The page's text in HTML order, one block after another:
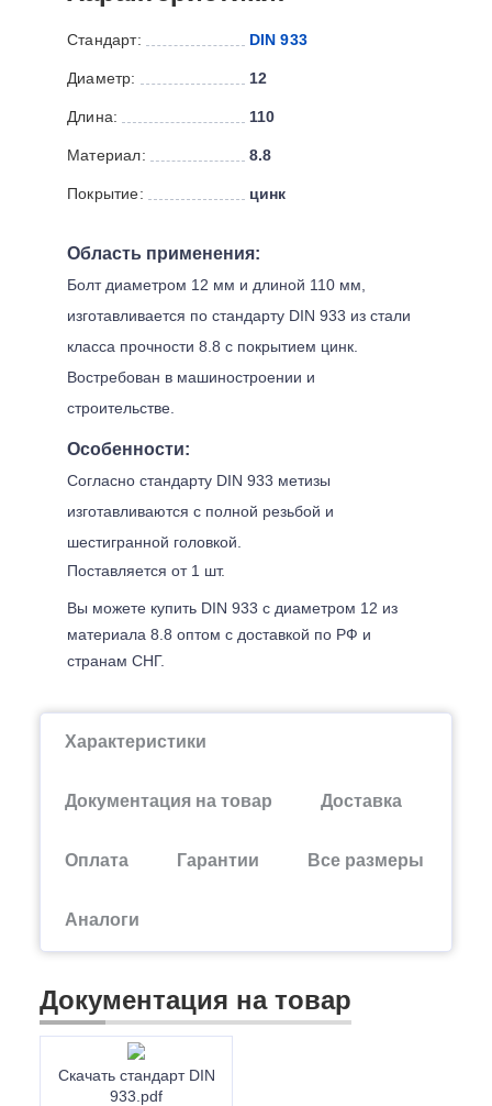
Стандарт: DIN 933
Диаметр: 12
Длина: 110
Материал: 8.8
Покрытие: цинк
Область применения:
Болт диаметром 12 мм и длиной 110 мм,
изготавливается по стандарту DIN 933 из стали
класса прочности 8.8 с покрытием цинк.
Востребован в машиностроении и
строительстве.
Особенности:
Согласно стандарту DIN 933 метизы
изготавливаются с полной резьбой и
шестигранной головкой.
Поставляется от 1 шт.
Вы можете купить DIN 933 с диаметром 12 из
материала 8.8 оптом с доставкой по РФ и
странам СНГ.
Характеристики
Документация на товар Доставка
Оплата Гарантии Все размеры
Аналоги
Документация на товар
Скачать стандарт DIN
933.pdf